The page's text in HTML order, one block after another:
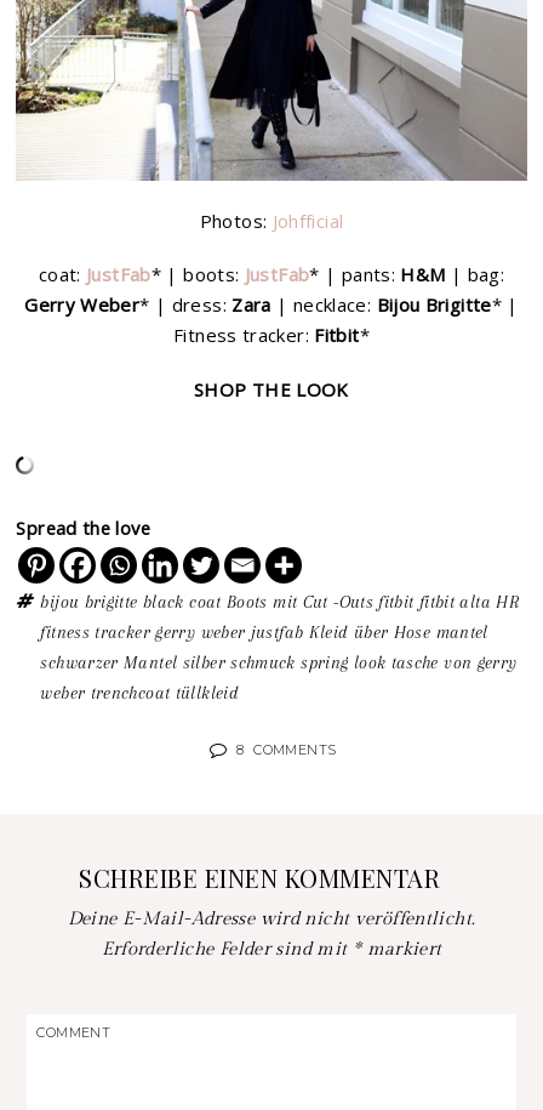
Photos: Johfficial
coat: JustFab* | boots: JustFab* | pants: H&M | bag:
Gerry Weber* | dress: Zara | necklace: Bijou Brigitte* |
Fitness tracker: Fitbit*
SHOP THE LOOK
Spread the love
bijou brigitte black coat Boots mit Cut -Outs fitbit fitbit alta HR
fitness tracker gerry weber justfab Kleid über Hose mantel
schwarzer Mantel silber schmuck spring look tasche von gerry
weber trenchcoat tüllkleid
8 COMMENTS
SCHREIBE EINEN KOMMENTAR
Deine E-Mail-Adresse wird nicht veröffentlicht.
Erforderliche Felder sind mit *markiert